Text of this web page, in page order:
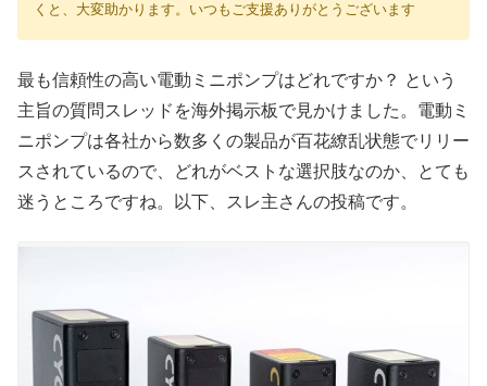
くと、大変助かります。いつもご支援ありがとうございます
最も信頼性の高い電動ミニポンプはどれですか？ という
主旨の質問スレッドを海外掲示板で見かけました。電動ミ
ニポンプは各社から数多くの製品が百花繚乱状態でリリー
スされているので、どれがベストな選択肢なのか、とても
迷うところですね。以下、スレ主さんの投稿です。